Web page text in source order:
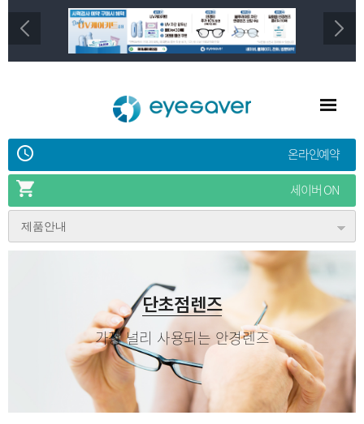
온라인예약
세이버 ON
제품안내
단초점렌즈
가장 널리 사용되는 안경렌즈